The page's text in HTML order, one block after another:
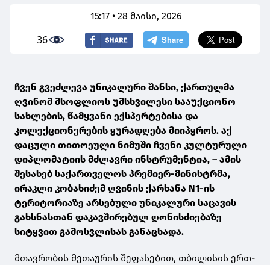
15:17 • 28 მაისი, 2026
36
ჩვენ გვეძლევა უნიკალური შანსი, ქართულმა
ღვინომ მსოფლიოს უმსხვილესი სააუქციონო
სახლების, წამყვანი ექსპერტებისა და
კოლექციონერების ყურადღება მიიპყროს. აქ
დაცული თითოეული ნიმუში ჩვენი კულტურული
დიპლომატიის მძლავრი ინსტრუმენტია, – ამის
შესახებ საქართველოს პრემიერ-მინისტრმა,
ირაკლი კობახიძემ ღვინის ქარხანა N1-ის
ტერიტორიაზე არსებული უნიკალური საცავის
გახსნასთან დაკავშირებულ ღონისძიებაზე
სიტყვით გამოსვლისას განაცხადა.
მთავრობის მეთაურის შეფასებით, თბილისის ერთ-